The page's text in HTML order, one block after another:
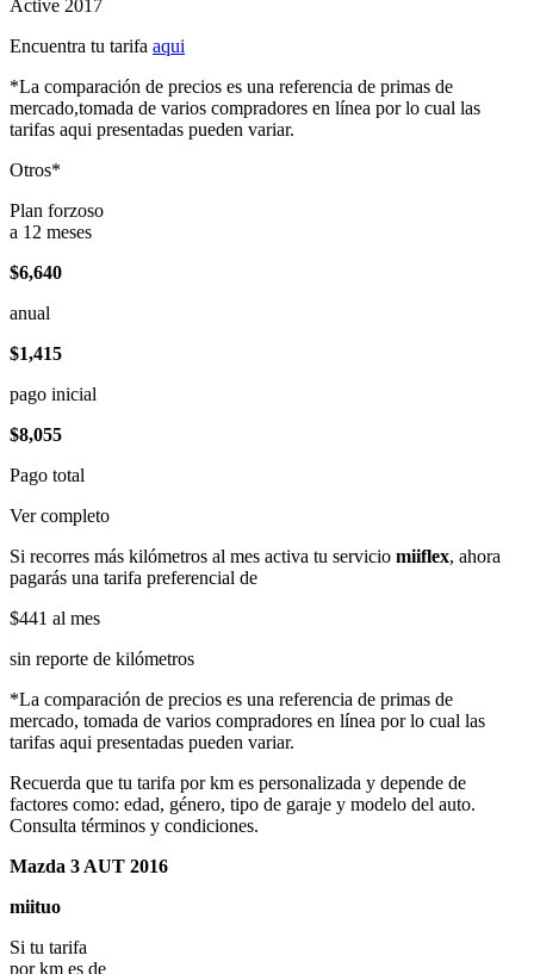
Active 2017
Encuentra tu tarifa aqui
*La comparación de precios es una referencia de primas de
mercado,tomada de varios compradores en línea por lo cual las
tarifas aqui presentadas pueden variar.
Otros*
Plan forzoso
a 12 meses
$6,640
anual
$1,415
pago inicial
$8,055
Pago total
Ver completo
Si recorres más kilómetros al mes activa tu servicio miiflex, ahora
pagarás una tarifa preferencial de
$441 al mes
sin reporte de kilómetros
*La comparación de precios es una referencia de primas de
mercado, tomada de varios compradores en línea por lo cual las
tarifas aqui presentadas pueden variar.
Recuerda que tu tarifa por km es personalizada y depende de
factores como: edad, género, tipo de garaje y modelo del auto.
Consulta términos y condiciones.
Mazda 3 AUT 2016
miituo
Si tu tarifa
por km es de